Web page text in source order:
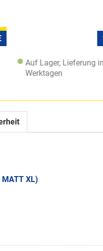
Auf Lager, Lieferung
Werktagen
MATT XL)